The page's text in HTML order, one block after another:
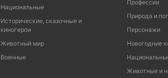
Национальные
Исторические, сказочные и
киногерои
Животный мир
Военные
Профессии
Природа и
Персонажи
Новогодние
Животные и